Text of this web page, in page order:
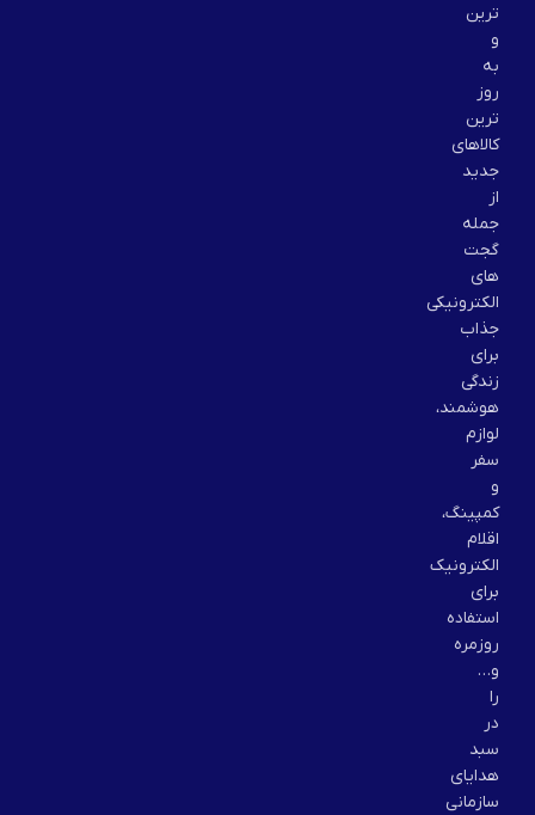
ترین
و
به
روز
ترین
کالاهای
جدید
از
جمله
گجت
های
الکترونیکی
جذاب
برای
زندگی
هوشمند،
لوازم
سفر
و
کمپینگ،
اقلام
الکترونیک
برای
استفاده
روزمره
و…
را
در
سبد
هدایای
سازمانی